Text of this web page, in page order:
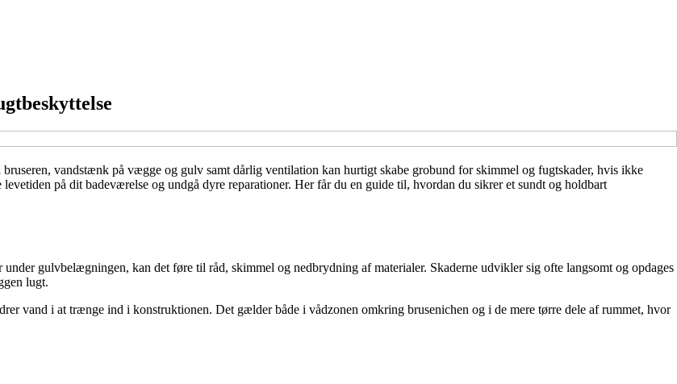
vandstænk på vægge og gulv samt dårlig ventilation kan hurtigt skabe grobund for skimmel og fugtskader, hvis ikke
på dit badeværelse og undgå dyre reparationer. Her får du en guide til, hvordan du sikrer et sundt og holdbart
gulvbelægningen, kan det føre til råd, skimmel og nedbrydning af materialer. Skaderne udvikler sig ofte langsomt og opdages
lugt.
vand i at trænge ind i konstruktionen. Det gælder både i vådzonen omkring brusenichen og i de mere tørre dele af rummet, hvor